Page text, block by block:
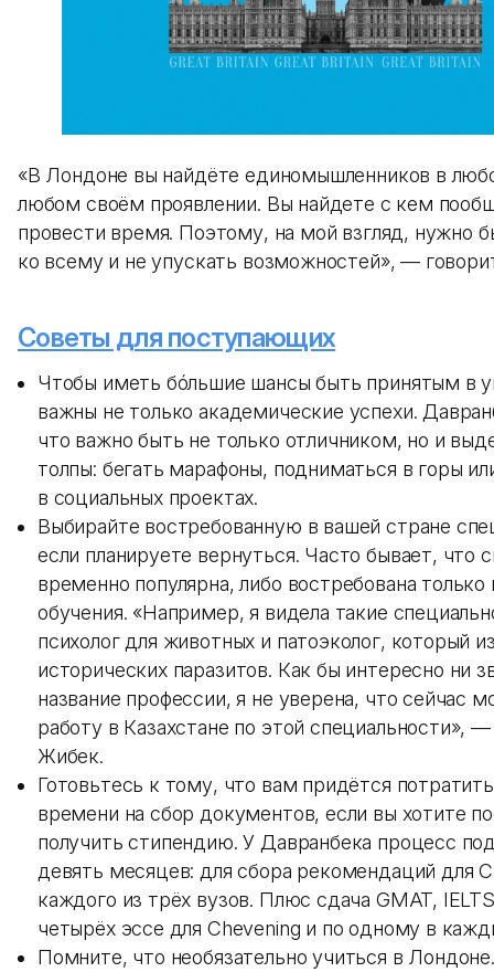
«В Лондоне вы найдёте единомышленников в
любом своём проявлении. Вы найдете с кем
провести время. Поэтому, на мой взгляд, нужно
ко всему и не упускать возможностей», —
Советы для поступающих
Чтобы иметь бóльшие шансы быть принятым в
важны не только академические успехи.
что важно быть не только отличником, но и
толпы: бегать марафоны, подниматься в горы
в социальных проектах.
Выбирайте востребованную в вашей стране
если планируете вернуться. Часто бывает, что
временно популярна, либо востребована только
обучения. «Например, я видела такие
психолог для животных и патоэколог, который
исторических паразитов. Как бы интересно ни
название профессии, я не уверена, что сейчас
работу в Казахстане по этой специальности»,
Жибек.
Готовьтесь к тому, что вам придётся
времени на сбор документов, если вы хотите
получить стипендию. У Давранбека процесс
девять месяцев: для сбора рекомендаций для
каждого из трёх вузов. Плюс сдача GMAT,
четырёх эссе для Chevening и по одному в
Помните, что необязательно учиться в